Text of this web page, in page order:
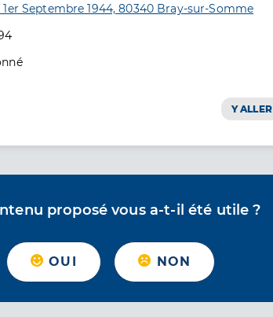
1er Septembre 1944, 80340 Bray-sur-Somme
Y ALLER
proposé vous a-t-il été utile ?
OUI NON